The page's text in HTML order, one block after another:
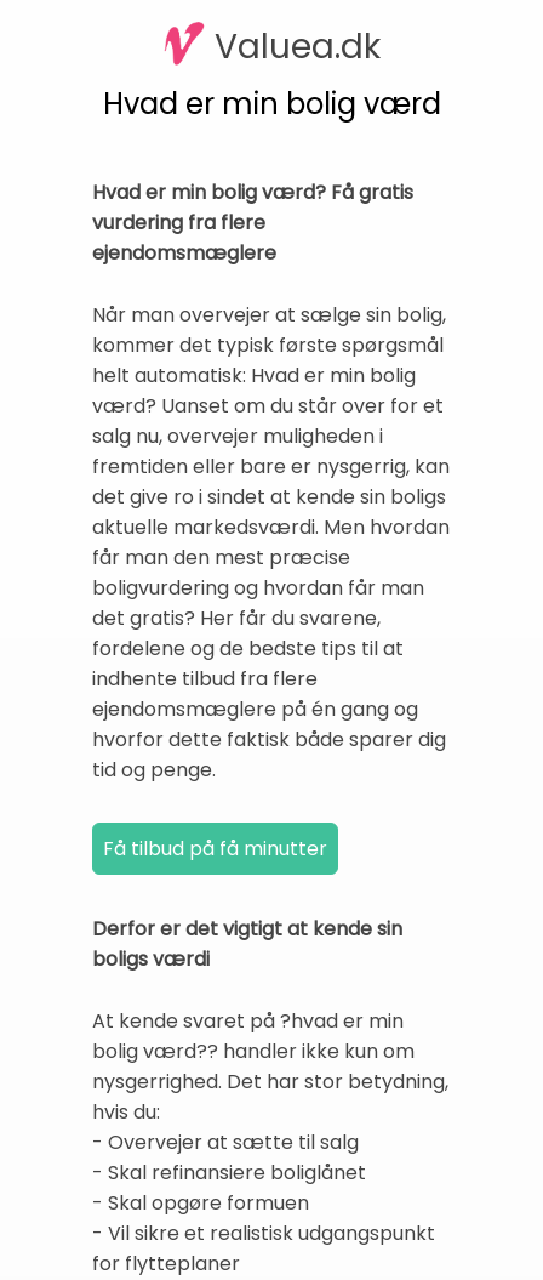
Valuea.dk
Hvad er min bolig værd
Hvad er min bolig værd? Få gratis
vurdering fra flere
ejendomsmæglere
Når man overvejer at sælge sin bolig,
kommer det typisk første spørgsmål
helt automatisk: Hvad er min bolig
værd? Uanset om du står over for et
salg nu, overvejer muligheden i
fremtiden eller bare er nysgerrig, kan
det give ro i sindet at kende sin boligs
aktuelle markedsværdi. Men hvordan
får man den mest præcise
boligvurdering og hvordan får man
det gratis? Her får du svarene,
fordelene og de bedste tips til at
indhente tilbud fra flere
ejendomsmæglere på én gang og
hvorfor dette faktisk både sparer dig
tid og penge.
Derfor er det vigtigt at kende sin
boligs værdi
At kende svaret på ?hvad er min
bolig værd?? handler ikke kun om
nysgerrighed. Det har stor betydning,
hvis du:
- Overvejer at sætte til salg
- Skal refinansiere boliglånet
- Skal opgøre formuen
- Vil sikre et realistisk udgangspunkt
for flytteplaner